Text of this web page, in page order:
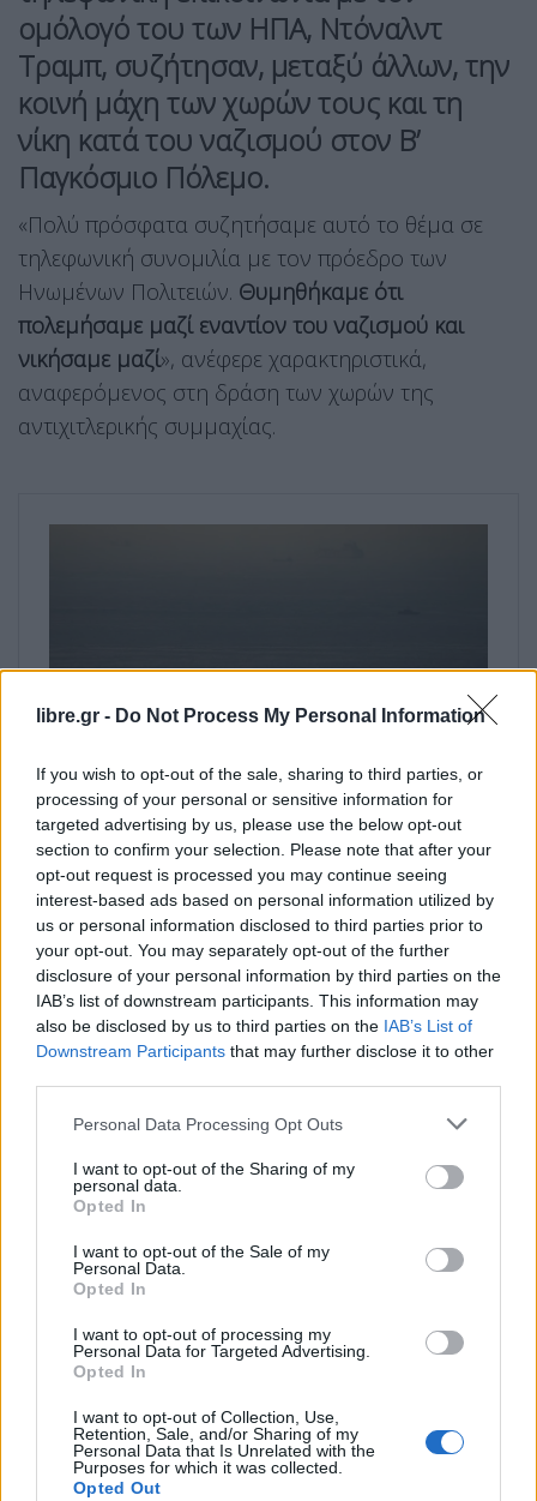
libre.gr - Do Not Process My Personal Information
If you wish to opt-out of the sale, sharing to third parties, or
processing of your personal or sensitive information for
targeted advertising by us, please use the below opt-out
section to confirm your selection. Please note that after your
opt-out request is processed you may continue seeing
interest-based ads based on personal information utilized by
us or personal information disclosed to third parties prior to
your opt-out. You may separately opt-out of the further
disclosure of your personal information by third parties on the
IAB’s list of downstream participants. This information may
also be disclosed by us to third parties on the IAB’s List of
Downstream Participants that may further disclose it to other
Personal Data Processing Opt Outs
I want to opt-out of the Sharing of my
personal data.
Opted In
I want to opt-out of the Sale of my
Personal Data.
Opted In
I want to opt-out of processing my
Personal Data for Targeted Advertising.
Opted In
I want to opt-out of Collection, Use,
Retention, Sale, and/or Sharing of my
Personal Data that Is Unrelated with the
Purposes for which it was collected.
Opted Out
ομόλογό του των ΗΠΑ, Ντόναλντ
Τραμπ, συζήτησαν, μεταξύ άλλων, την
κοινή μάχη των χωρών τους και τη
νίκη κατά του ναζισμού στον Β’
Παγκόσμιο Πόλεμο.
«Πολύ πρόσφατα συζητήσαμε αυτό το θέμα σε
τηλεφωνική συνομιλία με τον πρόεδρο των
Ηνωμένων Πολιτειών. Θυμηθήκαμε ότι
πολεμήσαμε μαζί εναντίον του ναζισμού και
νικήσαμε μαζί», ανέφερε χαρακτηριστικά,
αναφερόμενος στη δράση των χωρών της
αντιχιτλερικής συμμαχίας.
Facebook
Email Copy Link
Tags: Β ΠΑΓΚΟΣΜΙΟΣ ΠΟΛΕΜΟΣ
ΝΑΖΙΣΜΟΣ ΠΟΥΤΙΝ ΡΩΣΙΑ